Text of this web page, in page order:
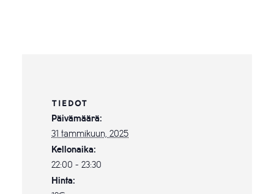
TIEDOT
Päivämäärä:
31 tammikuun, 2025
Kellonaika:
22:00 - 23:30
Hinta: